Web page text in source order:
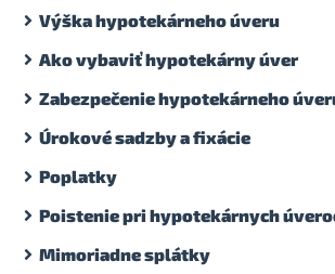
Výška hypotekárneho úveru
Ako vybaviť hypotekárny úver
Zabezpečenie hypotekárneho
Úrokové sadzby a fixácie
Poplatky
Poistenie pri hypotekárnych
Mimoriadne splátky